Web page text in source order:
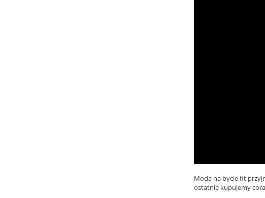
Moda na bycie fit
ostatnie kupujemy